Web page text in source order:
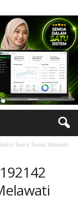
Fasa 6 Taman Melawati